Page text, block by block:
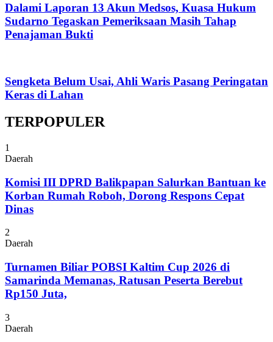
Dalami Laporan 13 Akun Medsos, Kuasa Hukum
Sudarno Tegaskan Pemeriksaan Masih Tahap
Penajaman Bukti
Sengketa Belum Usai, Ahli Waris Pasang Peringatan
Keras di Lahan
TERPOPULER
1
Daerah
Komisi III DPRD Balikpapan Salurkan Bantuan ke
Korban Rumah Roboh, Dorong Respons Cepat
Dinas
2
Daerah
Turnamen Biliar POBSI Kaltim Cup 2026 di
Samarinda Memanas, Ratusan Peserta Berebut
Rp150 Juta,
3
Daerah